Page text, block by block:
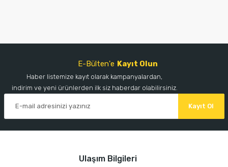
E-Bülten'e Kayıt Olun
Haber listemize kayıt olarak kampanyalardan,
indirim ve yeni ürünlerden ilk siz haberdar olabilirsiniz.
Kayıt Ol
Ulaşım Bilgileri